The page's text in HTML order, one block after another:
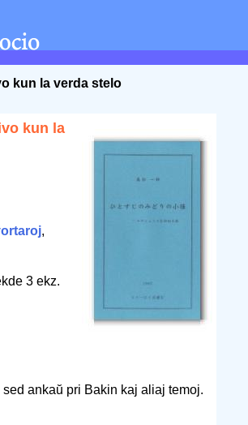
kun la verda stelo
kun la
,
3 ekz.
ankaŭ pri Bakin kaj aliaj temoj.